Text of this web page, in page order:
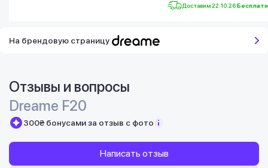
Доставим 22.10.26
На брендовую страницу
Отзывы и вопросы
Dreame F20
300₴ бонусами за отзыв с фото
Написать отзыв